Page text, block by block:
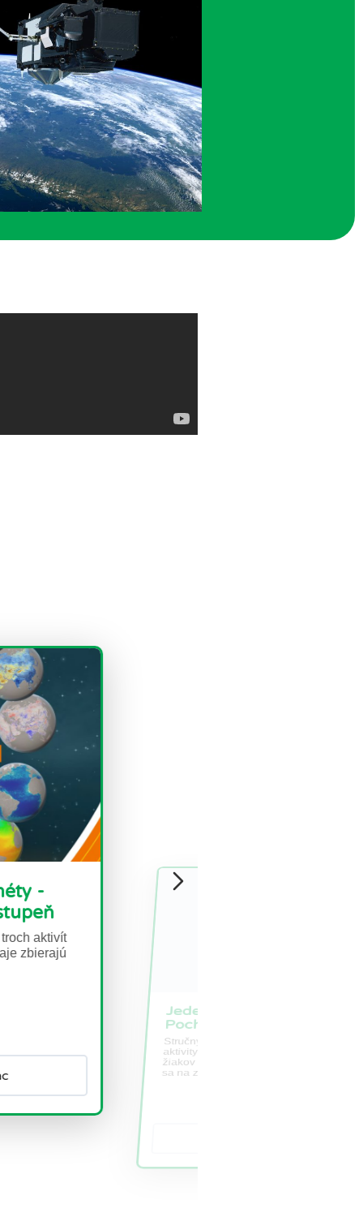
na Zemi -
ročných období
Tento materiál obsahuje dve
a rozšírenie vedomostí
obdobiach a zameriava
Prečítajte si viac